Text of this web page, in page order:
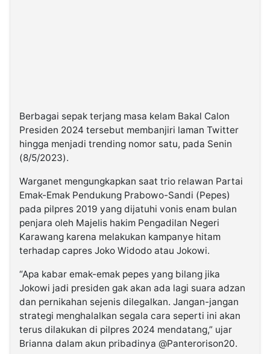
Berbagai sepak terjang masa kelam Bakal Calon
Presiden 2024 tersebut membanjiri laman Twitter
hingga menjadi trending nomor satu, pada Senin
(8/5/2023).
Warganet mengungkapkan saat trio relawan Partai
Emak-Emak Pendukung Prabowo-Sandi (Pepes)
pada pilpres 2019 yang dijatuhi vonis enam bulan
penjara oleh Majelis hakim Pengadilan Negeri
Karawang karena melakukan kampanye hitam
terhadap capres Joko Widodo atau Jokowi.
“Apa kabar emak-emak pepes yang bilang jika
Jokowi jadi presiden gak akan ada lagi suara adzan
dan pernikahan sejenis dilegalkan. Jangan-jangan
strategi menghalalkan segala cara seperti ini akan
terus dilakukan di pilpres 2024 mendatang,” ujar
Brianna dalam akun pribadinya @Panterorison20.